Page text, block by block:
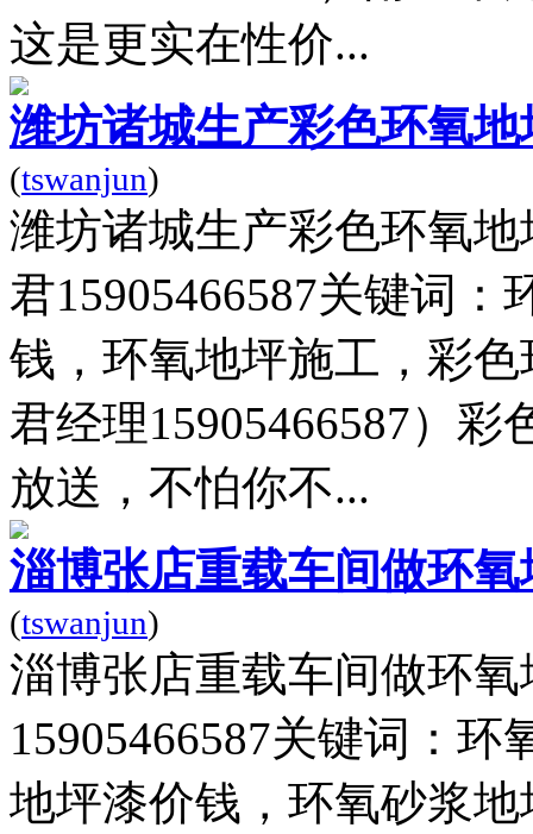
这是更实在性价...
潍坊诸城生产彩色环氧
(tswanjun)
潍坊诸城生产彩色环氧
君15905466587关键词
钱，环氧地坪施工，彩
君经理15905466587）
放送，不怕你不...
淄博张店重载车间做环
(tswanjun)
淄博张店重载车间做环
15905466587关键词：
地坪漆价钱，环氧砂浆